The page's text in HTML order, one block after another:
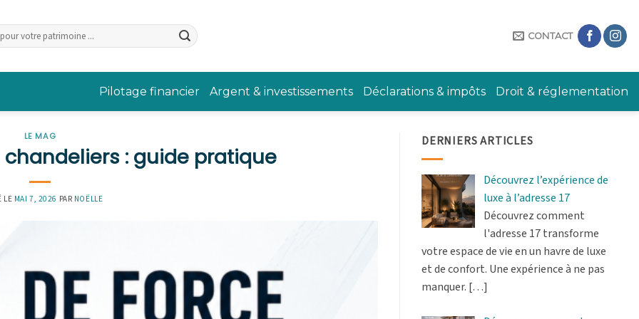
CONTACT
Pilotage financier Argent & investissements Déclarations & impôts Droit & réglementation
LE MAG
: guide pratique
LE MAI 7, 2026 PAR NOËLLE
DERNIERS ARTICLES
Découvrez l’expérience de
luxe à l’adresse 17
Découvrez comment
l'adresse 17 transforme
votre espace de vie en un havre de luxe
et de confort. Une expérience à ne pas
manquer. […]